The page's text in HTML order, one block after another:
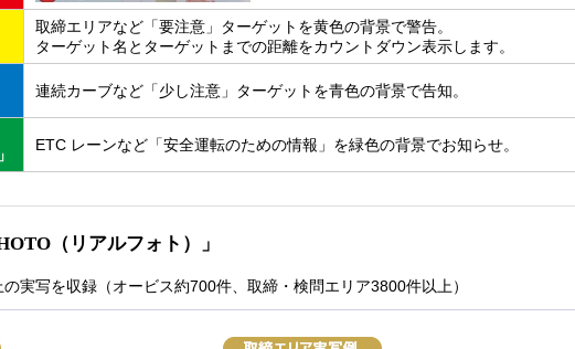
取締エリアなど「要注意」ターゲットを黄色の背景で警告。
ターゲット名とターゲットまでの距離をカウントダウン表示します。
連続カーブなど「少し注意」ターゲットを青色の背景で告知。
ETC レーンなど「安全運転のための情報」を緑色の背景でお知らせ。
（リアルフォト）」
実写を収録（オービス約700件、取締・検問エリア3800件以上）